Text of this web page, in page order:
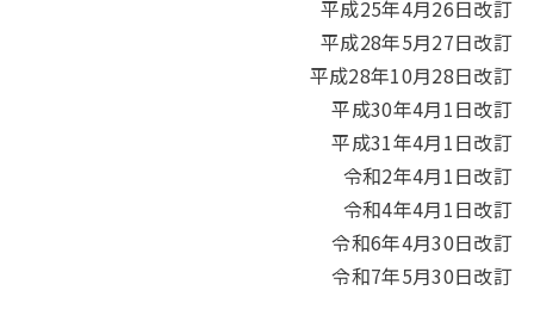
平成25年4月26日改訂
平成28年5月27日改訂
平成28年10月28日改訂
平成30年4月1日改訂
平成31年4月1日改訂
令和2年4月1日改訂
令和4年4月1日改訂
令和6年4月30日改訂
令和7年5月30日改訂